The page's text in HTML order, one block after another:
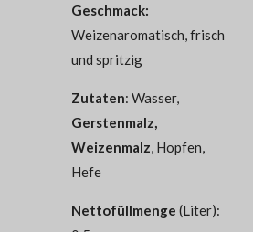
Geschmack:
Weizenaromatisch, frisch
und spritzig
Zutaten: Wasser,
Gerstenmalz,
Weizenmalz , Hopfen,
Hefe
Nettofüllmenge (Liter):